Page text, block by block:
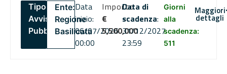
Tipo:
Avviso
Pubblico
Ente:
Regione
Basilicata
Data
inizio:
06/07/2026
00:00
Importo
€
5,500,000
Data di
scadenza:
31/12/2027
23:59
Giorni
alla
scadenza:
511
Maggiori
dettagli